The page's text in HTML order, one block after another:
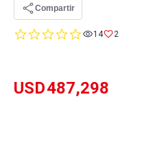
0.014 2
USD487,298
Compartir